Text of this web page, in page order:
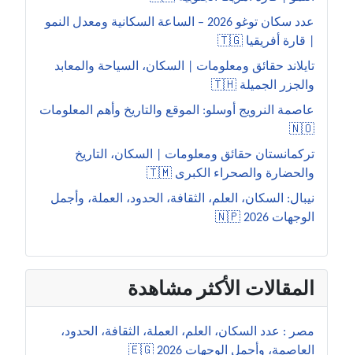
عدد سكان توغو 2026 – الساعة السكانية ومعدل النمو
| قارة أفريقيا 🇹🇬
تايلاند حقائق ومعلومات | السكان، السياحة والمعابد
والجزر الجميلة 🇹🇭
عاصمة النرويج أوسلو: الموقع والتاريخ وأهم المعلومات
🇳🇴
تركمانستان حقائق ومعلومات | السكان، التاريخ
والحضارة والصحراء الكبرى 🇹🇲
نيبال: السكان، العلم، الثقافة، الحدود، العملة، وأجمل
الوجهات 2026 🇳🇵
المقالات الأكثر مشاهدة
مصر : عدد السكان، العلم، العملة، الثقافة، الحدود،
العاصمة، وأجمل الوجهات 2026 🇪🇬